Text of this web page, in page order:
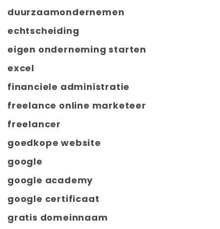
duurzaamondernemen
echtscheiding
eigen onderneming starten
excel
financiele administratie
freelance online marketeer
freelancer
goedkope website
google
google academy
google certificaat
gratis domeinnaam